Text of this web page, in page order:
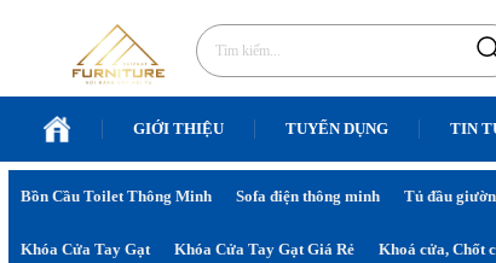
GIỚI THIỆU TUYỂN DỤNG TIN
Bồn Cầu Toilet Thông Minh Sofa điện thông minh Tủ đầu
Khóa Cửa Tay Gạt Khóa Cửa Tay Gạt Giá Rẻ Khoá cửa, Chốt